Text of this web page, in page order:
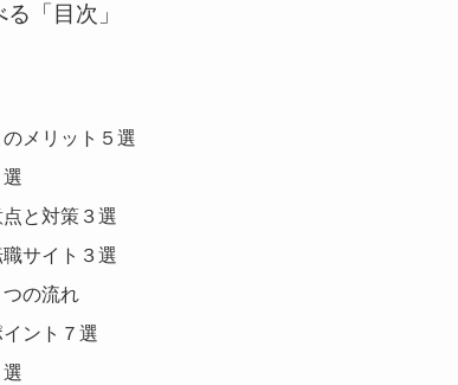
「目次」
メリット５選
と対策３選
サイト３選
の流れ
ント７選